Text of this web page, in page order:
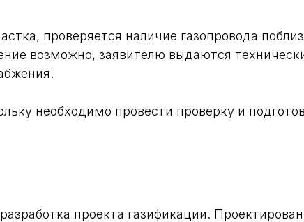
проверяется наличие газопровода
возможно, заявителю выдаются
необходимо провести проверку и
проекта газификации.